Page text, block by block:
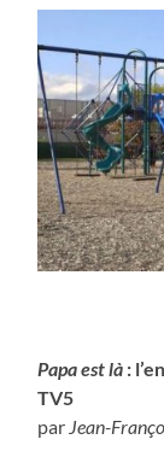
Papa est là :
TV5
par Jean-